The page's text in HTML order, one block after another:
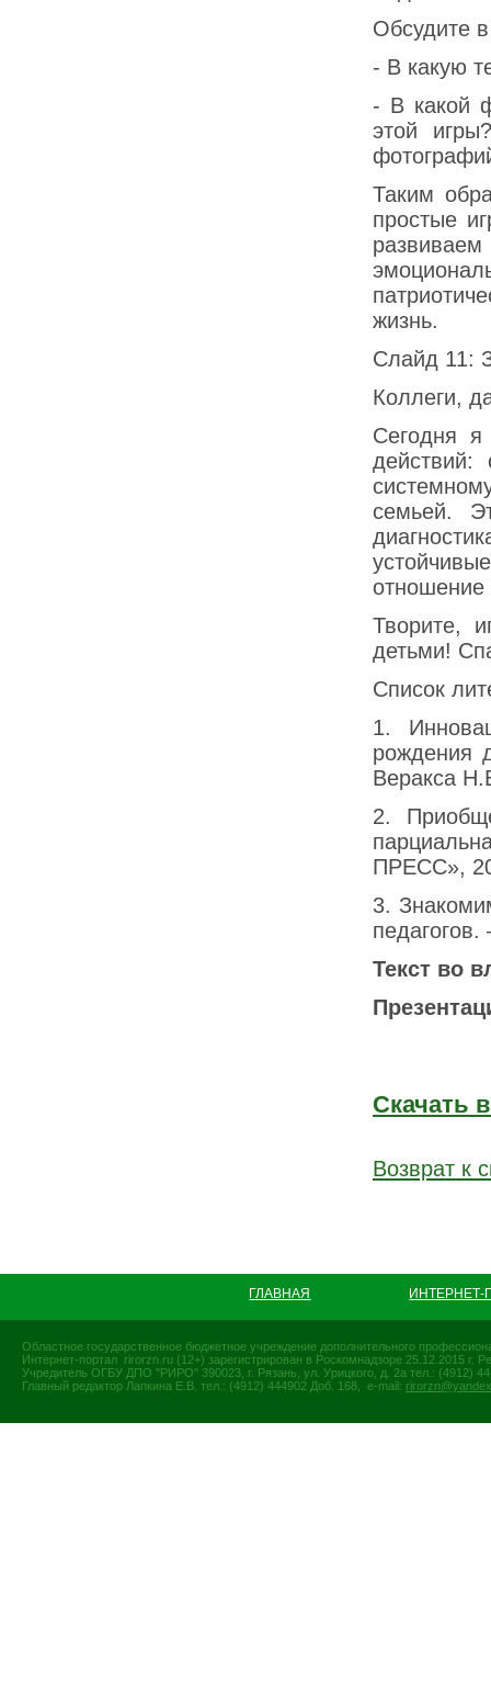
Обсудите
- В какую
- В какой
этой
Таким
простые
жизнь.
Слайд 11:
Коллеги,
Сегодня я
действий:
семьей.
отношение
Творите,
детьми!
Список
1.
Веракса
2.
ПРЕСС»,
3.
Текст во
Скачать
Возврат к
ГЛАВНАЯ
Областное государственное бюджетное учреждение дополнительного
Интернет-портал rirorzn.ru (12+) зарегистрирован в Роскомнадзоре 25.12.2015
Учредитель ОГБУ ДПО "РИРО" 390023, г. Рязань, ул. Урицкого, д. 2а тел.: (4912)
Главный редактор Лапкина Е.В. тел.: (4912) 444902 Доб. 168, e-mail: